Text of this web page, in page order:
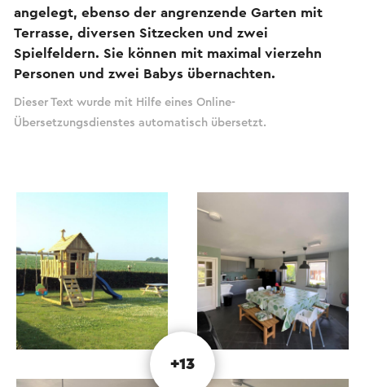
angelegt, ebenso der angrenzende Garten mit
Terrasse, diversen Sitzecken und zwei
Spielfeldern. Sie können mit maximal vierzehn
Personen und zwei Babys übernachten.
Dieser Text wurde mit Hilfe eines Online-
Übersetzungsdienstes automatisch übersetzt.
+13